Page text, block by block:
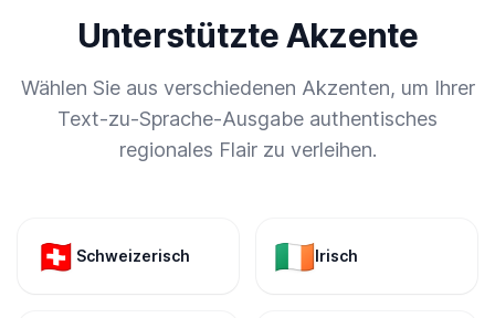
Unterstützte Akzente
Wählen Sie aus verschiedenen Akzenten, um Ihrer
Text-zu-Sprache-Ausgabe authentisches
regionales Flair zu verleihen.
🇨🇭 Schweizerisch 🇮🇪Irisch